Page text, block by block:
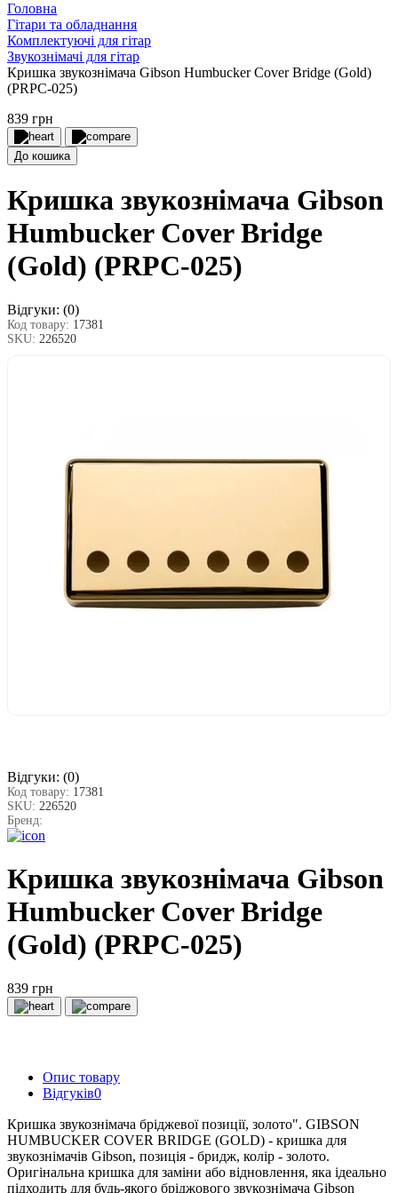
Головна
Гітари та обладнання
Комплектуючі для гітар
Звукознімачі для гітар
Кришка звукознімача Gibson Humbucker Cover Bridge (Gold)
(PRPC-025)
839 грн
До кошика
Кришка звукознімача Gibson
Humbucker Cover Bridge
(Gold) (PRPC-025)
Відгуки: (0)
Код товару: 17381
SKU: 226520
Відгуки: (0)
Код товару: 17381
SKU: 226520
Бренд:
Кришка звукознімача Gibson
Humbucker Cover Bridge
(Gold) (PRPC-025)
839 грн
Опис товару
Відгуків0
Кришка звукознімача бріджевої позиції, золото". GIBSON
HUMBUCKER COVER BRIDGE (GOLD) - кришка для
звукознімачів Gibson, позиція - бридж, колір - золото.
Оригінальна кришка для заміни або відновлення, яка ідеально
підходить для будь-якого бріджового звукознімача Gibson